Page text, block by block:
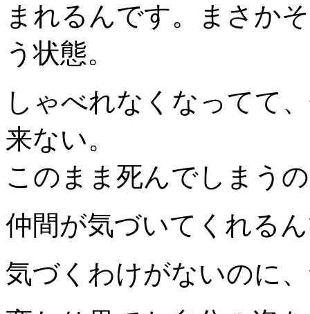
まれるんです。まさか
う状態。
しゃべれなくなってて
来ない。
このまま死んでしまう
仲間が気づいてくれる
気づくわけがないのに